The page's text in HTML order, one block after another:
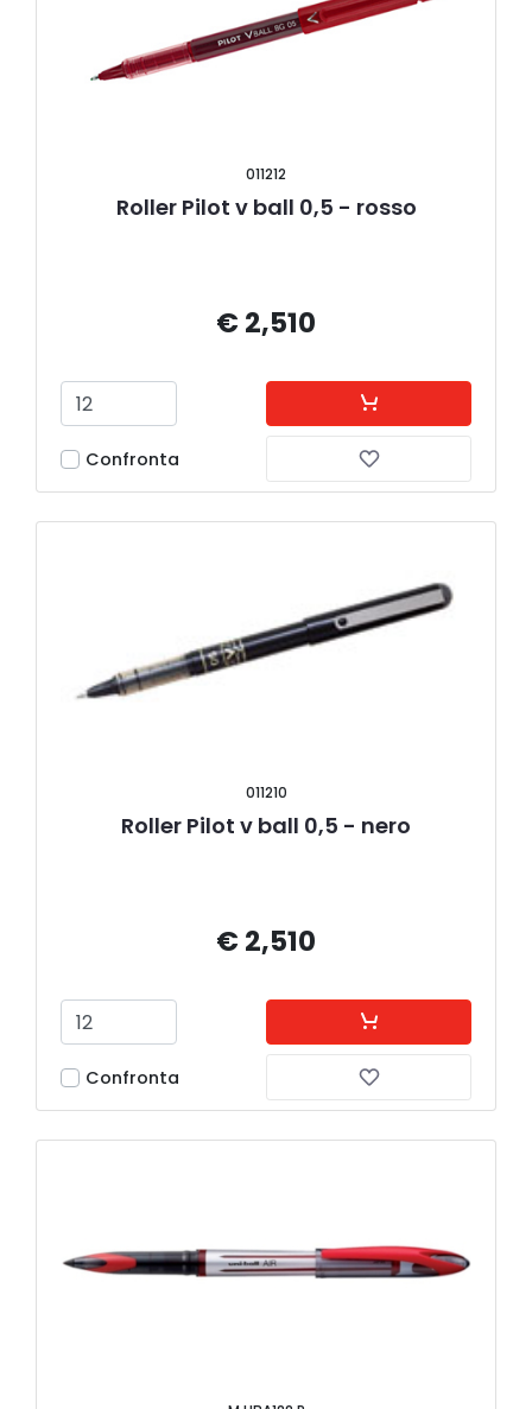
011212
Roller Pilot v ball 0,5 - rosso
€ 2,510
Confronta
011210
Roller Pilot v ball 0,5 - nero
€ 2,510
Confronta